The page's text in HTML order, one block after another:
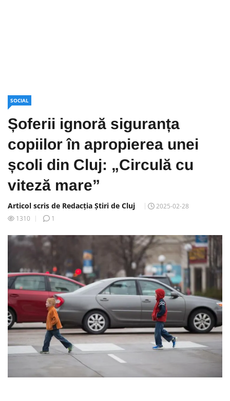
SOCIAL
Șoferii ignoră siguranța
copiilor în apropierea unei
școli din Cluj: „Circulă cu
viteză mare”
Articol scris de Redacția Știri de Cluj
2025-02-28
1310
1